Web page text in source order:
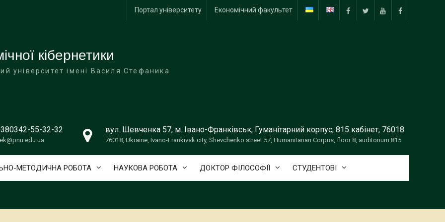
facebooktwitter Youtubefacebook
Портал університету Економічний факультет
кібернетики
університет імені Василя Стефаника
55-32-32 вул. Шевченка 57, м. Івано-Франківськ, Гуманітарний корпус, 815 кабінет, 76018
76018, Ukraine, Ivano-Frankivsk city, Shevchenko street 57, Humanitarian Corpus, floor 8, auditorium 815
МЕТОДИЧНА РОБОТА НАУКОВА РОБОТА ДОКТОР ФІЛОСОФІЇ СТУДЕНТОВІ